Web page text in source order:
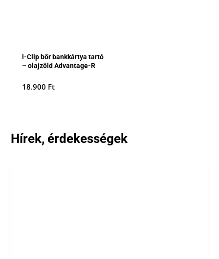
i-Clip bőr bankkártya tartó
– olajzöld Advantage-R
18.900 Ft
Hírek, érdekességek